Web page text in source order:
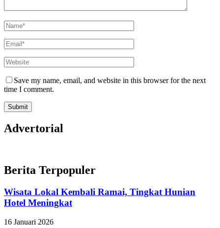
Save my name, email, and website in this browser for the next
time I comment.
Advertorial
Berita Terpopuler
Wisata Lokal Kembali Ramai, Tingkat Hunian
Hotel Meningkat
16 Januari 2026